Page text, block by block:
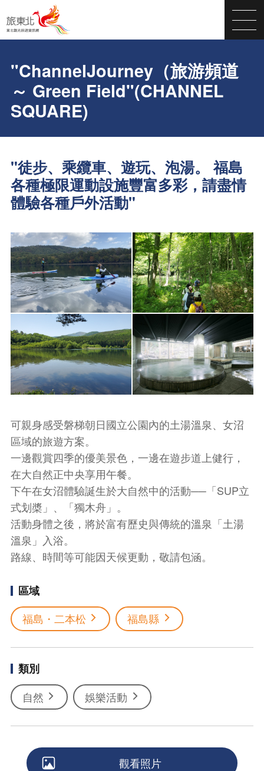
"ChannelJourney（旅游頻道
～ Green Field"(CHANNEL
SQUARE)
"徒步、乘纜車、遊玩、泡湯。 福島
各種極限運動設施豐富多彩，請盡情
體驗各種戶外活動"
可親身感受磐梯朝日國立公園內的土湯溫泉、女沼
區域的旅遊方案。
一邊觀賞四季的優美景色，一邊在遊步道上健行，
在大自然正中央享用午餐。
下午在女沼體驗誕生於大自然中的活動──「SUP立
式划槳」、「獨木舟」。
活動身體之後，將於富有歷史與傳統的溫泉「土湯
溫泉」入浴。
路線、時間等可能因天候更動，敬請包涵。
區域
福島・二本松
福島縣
類別
自然
娛樂活動
觀看照片